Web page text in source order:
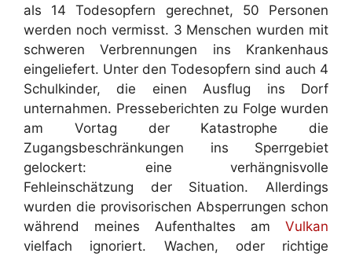
als 14 Todesopfern gerechnet, 50 Personen
werden noch vermisst. 3 Menschen wurden mit
schweren Verbrennungen ins Krankenhaus
eingeliefert. Unter den Todesopfern sind auch 4
Schulkinder, die einen Ausflug ins Dorf
unternahmen. Presseberichten zu Folge wurden
am Vortag der Katastrophe die
Zugangsbeschränkungen ins Sperrgebiet
gelockert: eine verhängnisvolle
Fehleinschätzung der Situation. Allerdings
wurden die provisorischen Absperrungen schon
während meines Aufenthaltes am Vulkan
vielfach ignoriert. Wachen, oder richtige